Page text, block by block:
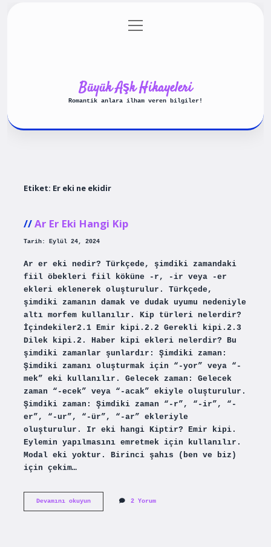
Gizlilik Politikası
menüyü
aç
Büyük Aşk Hikayeleri
Romantik anlara ilham veren bilgiler!
Etiket: Er eki ne ekidir
Ar Er Eki Hangi Kip
Tarih: Eylül 24, 2024
Ar er eki nedir? Türkçede, şimdiki zamandaki
fiil öbekleri fiil köküne -r, -ir veya -er
ekleri eklenerek oluşturulur. Türkçede,
şimdiki zamanın damak ve dudak uyumu nedeniyle
altı morfem kullanılır. Kip türleri nelerdir?
İçindekiler2.1 Emir kipi.2.2 Gerekli kipi.2.3
Dilek kipi.2. Haber kipi ekleri nelerdir? Bu
şimdiki zamanlar şunlardır: Şimdiki zaman:
Şimdiki zamanı oluşturmak için “-yor” veya “-
mek” eki kullanılır. Gelecek zaman: Gelecek
zaman “-ecek” veya “-acak” ekiyle oluşturulur.
Şimdiki zaman: Şimdiki zaman “-r”, “-ir”, “-
er”, “-ur”, “-ür”, “-ar” ekleriyle
oluşturulur. Ir eki hangi Kiptir? Emir kipi.
Eylemin yapılmasını emretmek için kullanılır.
Modal eki yoktur. Birinci şahıs (ben ve biz)
için çekim…
Devamını okuyunAr
2 Yorum